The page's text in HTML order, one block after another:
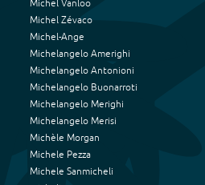
Michel Vanloo
Michel Zévaco
Michel-Ange
Michelangelo Amerighi
Michelangelo Antonioni
Michelangelo Buonarroti
Michelangelo Merighi
Michelangelo Merisi
Michèle Morgan
Michele Pezza
Michele Sanmicheli